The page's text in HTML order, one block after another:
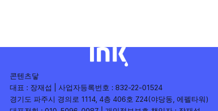
콘텐츠닿
대표 : 장재섭 | 사업자등록번호 : 832-22-01524
경기도 파주시 경의로 1114, 4층 406호 Z24(야당동, 에펠타워)